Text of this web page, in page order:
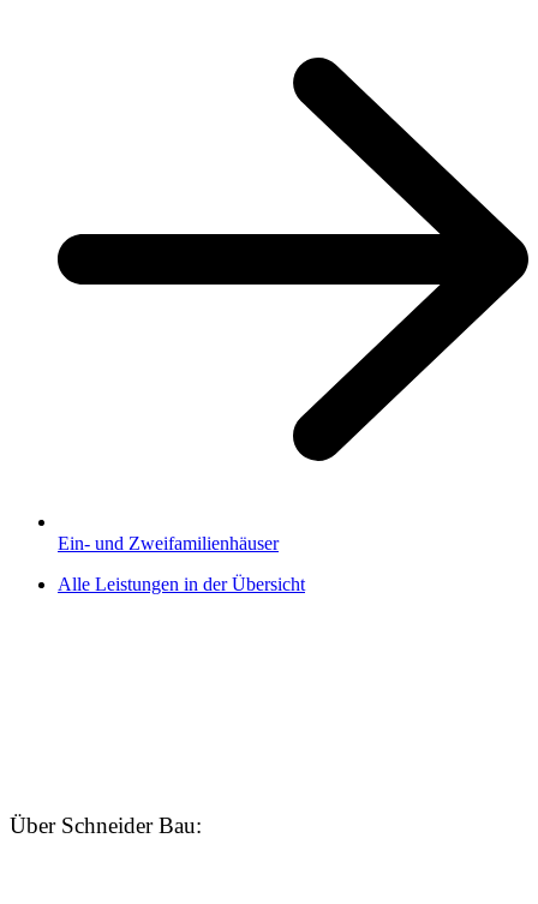
Ein- und Zweifamilienhäuser
Alle Leistungen in der Übersicht
Über Schneider Bau: